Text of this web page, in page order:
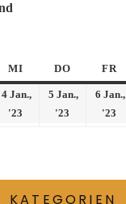
MI DO FR
4 Jan.,
'23
5 Jan.,
'23
6 Jan.,
'23
KATEGORIEN